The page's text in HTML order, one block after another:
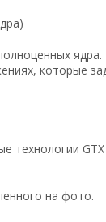
которые
технологии
на фото.